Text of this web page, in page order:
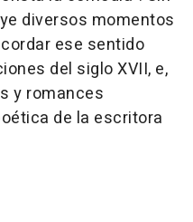
diversos momentos
ese sentido
del siglo XVII, e,
y romances
de la escritora